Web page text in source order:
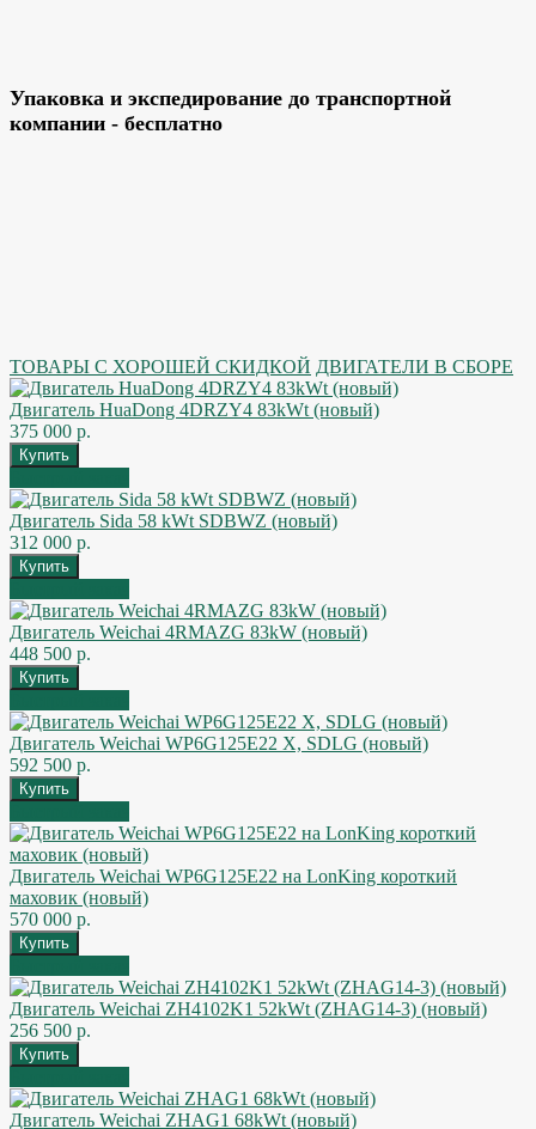
Упаковка и экспедирование до транспортной
компании - бесплатно
ТОВАРЫ С ХОРОШЕЙ СКИДКОЙ ДВИГАТЕЛИ В СБОРЕ
Двигатель HuaDong 4DRZY4 83kWt (новый)
375 000 р.
Двигатель Sida 58 kWt SDBWZ (новый)
312 000 р.
Двигатель Weichai 4RMAZG 83kW (новый)
448 500 р.
Двигатель Weichai WP6G125E22 X, SDLG (новый)
592 500 р.
Двигатель Weichai WP6G125E22 на LonKing короткий
маховик (новый)
570 000 р.
Двигатель Weichai ZH4102K1 52kWt (ZHAG14-3) (новый)
256 500 р.
Двигатель Weichai ZHAG1 68kWt (новый)